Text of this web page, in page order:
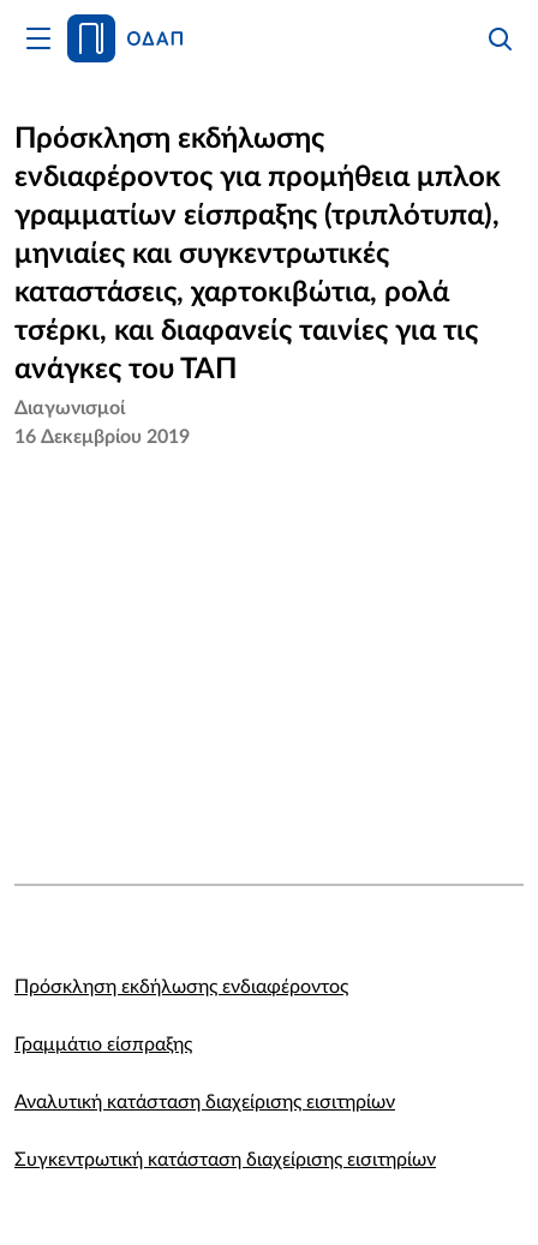
Άνοιγμα
Κυρίως
Αρχική
Οργανισμός
Υπηρεσίες
Νέα
Επικοινωνία
Πρόσκληση εκδήλωσης
ενδιαφέροντος για προμήθεια μπλοκ
γραμματίων είσπραξης (τριπλότυπα),
μηνιαίες και συγκεντρωτικές
καταστάσεις, χαρτοκιβώτια, ρολά
τσέρκι, και διαφανείς ταινίες για τις
ανάγκες του ΤΑΠ
Διαγωνισμοί
16 Δεκεμβρίου 2019
Πρόσκληση εκδήλωσης ενδιαφέροντος
Γραμμάτιο είσπραξης
Αναλυτική κατάσταση διαχείρισης εισιτηρίων
Συγκεντρωτική κατάσταση διαχείρισης εισιτηρίων